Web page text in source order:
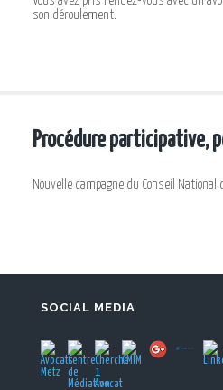
son déroulement.
Procédure participative,
Nouvelle campagne du Conseil National
SOCIAL MEDIA